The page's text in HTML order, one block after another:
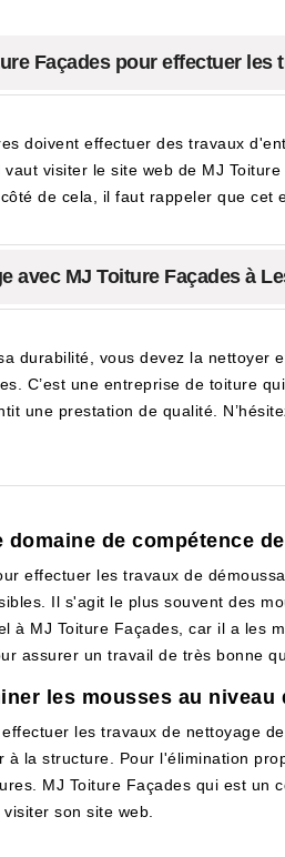
Façades pour effectuer
doivent effectuer des travaux
visiter le site web de MJ
de cela, il faut rappeler que cet
avec MJ Toiture Façades à
durabilité, vous devez la nettoyer
C’est une entreprise de toiture
une prestation de qualité.
de compétence
effectuer les travaux de
Il s'agit le plus souvent des
à MJ Toiture Façades, car il a les
assurer un travail de très bonne
les mousses au niveau
les travaux de nettoyage
à la structure. Pour l'élimination
MJ Toiture Façades qui est
son site web.